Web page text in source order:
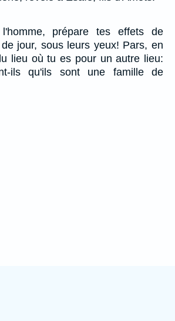
prépare tes effets de
jour, sous leurs yeux! Pars, en
lieu où tu es pour un autre lieu:
ils qu'ils sont une famille de